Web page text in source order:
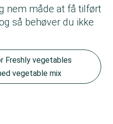
nem måde at få tilført
så behøver du ikke
Freshly vegetables
vegetable mix